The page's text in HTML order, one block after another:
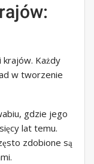
Każdy
w tworzenie
gdzie jego
lat temu.
zdobione są